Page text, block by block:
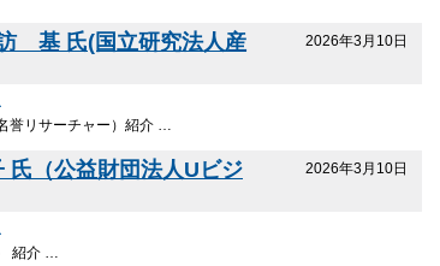
2026年3月10日
基 氏(国立研究法人産
誉リサーチャー）紹介 …
2026年3月10日
（公益財団法人Uビジ
紹介 …